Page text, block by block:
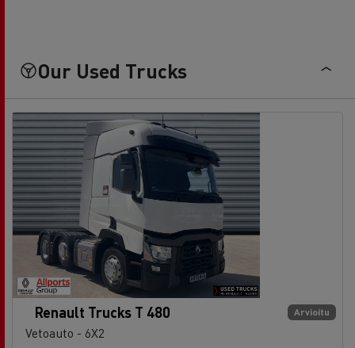
Our Used Trucks
Arvioitu
Renault Trucks T 480
Vetoauto - 6X2